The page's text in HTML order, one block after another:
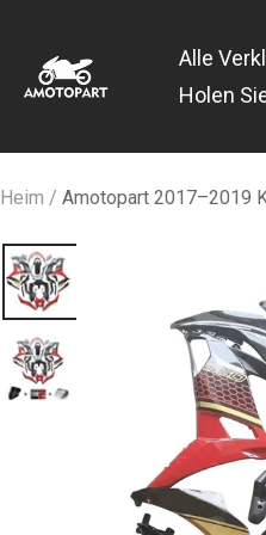
Inhalt
springen
Alle
Holen
Heim Amotopart 2017–2019